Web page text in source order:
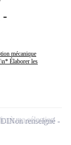
-
mécanique
Élaborer les
Non renseigné
à ma sélection